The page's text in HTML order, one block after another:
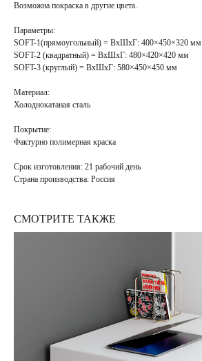
Возможна покраска в другие цвета.
Параметры:
SOFT-1(прямоугольный) = ВхШхГ: 400×450×320 мм
SOFT-2 (квадратный) = ВхШхГ: 480×420×420 мм
SOFT-3 (круглый) = ВхШхГ: 580×450×450 мм
Материал:
Холоднокатаная сталь
Покрытие:
Фактурно полимерная краска
Срок изготовления: 21 рабочий день
Страна производства: Россия
СМОТРИТЕ ТАКЖЕ